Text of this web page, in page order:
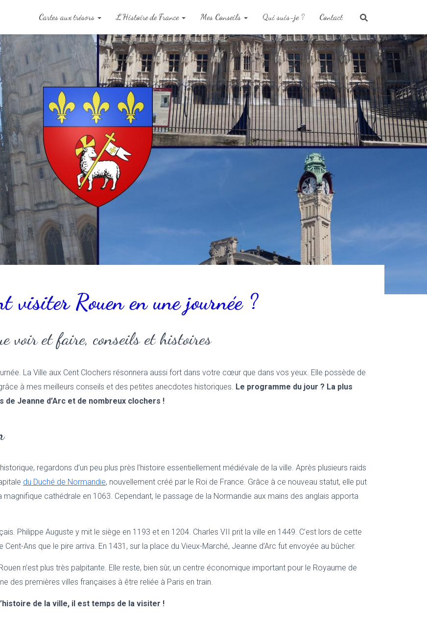
Cartes aux trésors L’Histoire de France Mes Conseils Qui suis-je ? Contact
visiter Rouen en une journée ?
voir et faire, conseils et histoires​
La Ville aux Cent Clochers résonnera aussi fort dans votre cœur que dans vos yeux. Elle possède de
à mes meilleurs conseils et des petites anecdotes historiques. Le programme du jour ? La plus
Jeanne d’Arc et de nombreux clochers !
regardons d’un peu plus près l’histoire essentiellement médiévale de la ville. Après plusieurs raids
du Duché de Normandie, nouvellement créé par le Roi de France. Grâce à ce nouveau statut, elle put
magnifique cathédrale en 1063. Cependant, le passage de la Normandie aux mains des anglais apporta
Philippe Auguste y mit le siège en 1193 et en 1204. Charles VII prit la ville en 1449. C’est lors de cette
Ans que le pire arriva. En 1431, sur la place du Vieux-Marché, Jeanne d’Arc fut envoyée au bûcher.
n’est plus très palpitante. Elle reste, bien sûr, un centre économique important pour le Royaume de
des premières villes françaises à être reliée à Paris en train.
de la ville, il est temps de la visiter !